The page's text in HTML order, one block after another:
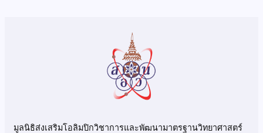
มูลนิธิส่งเสริมโอลิมปิกวิชาการและพัฒนามาตรฐานวิทยาศาสตร์